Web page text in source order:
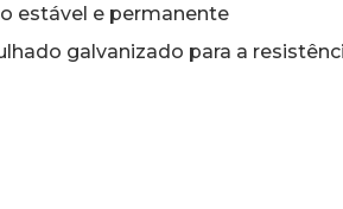
estável e permanente
galvanizado para a